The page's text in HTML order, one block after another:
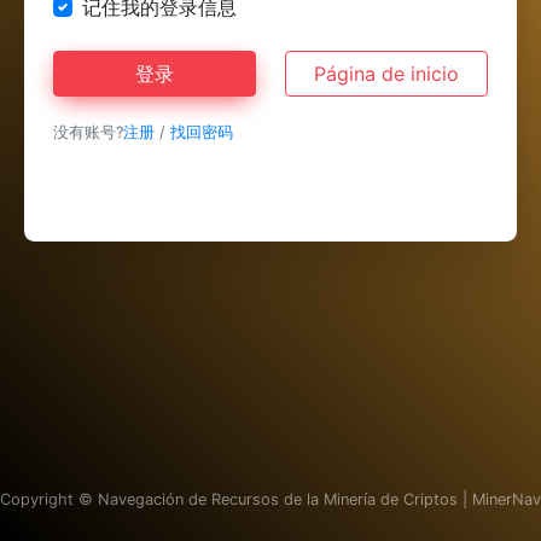
记住我的登录信息
登录 Página de inicio
没有账号?注册 / 找回密码
Copyright © Navegación de Recursos de la Minería de Criptos | MinerNav